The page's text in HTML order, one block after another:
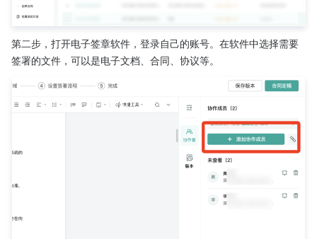
第二步，打开电子签章软件，登录自己的账号。在软件中选择需要
签署的文件，可以是电子文档、合同、协议等。